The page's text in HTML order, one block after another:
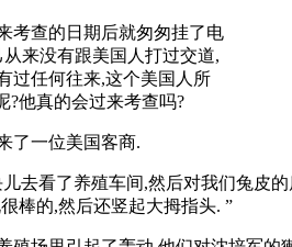
查的日期后就匆匆挂了电
来没有跟美国人打过交道,
过任何往来,这个美国人所
?他真的会过来考查吗?
一位美国客商.
看了养殖车间,然后对我们兔皮的
棒的,然后还竖起大拇指头. ”